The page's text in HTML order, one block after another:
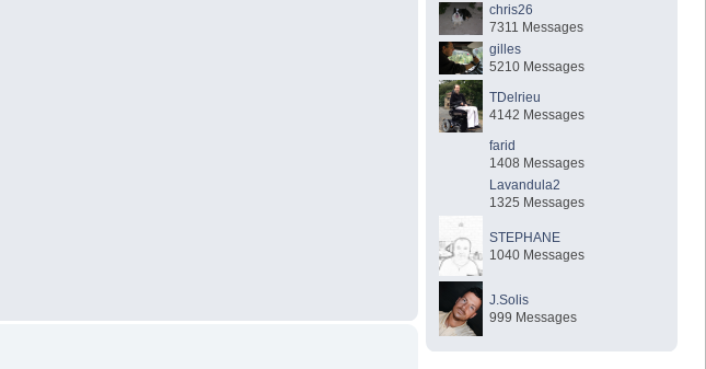
chris26
7311 Messages
gilles
5210 Messages
TDelrieu
4142 Messages
farid
1408 Messages
Lavandula2
1325 Messages
STEPHANE
1040 Messages
J.Solis
999 Messages